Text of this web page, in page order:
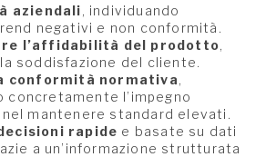
aziendali, individuando
negativi e non conformità.
l’affidabilità del prodotto,
soddisfazione del cliente.
conformità normativa,
concretamente l’impegno
nel mantenere standard elevati.
rapide e basate su dati
a un’informazione strutturata